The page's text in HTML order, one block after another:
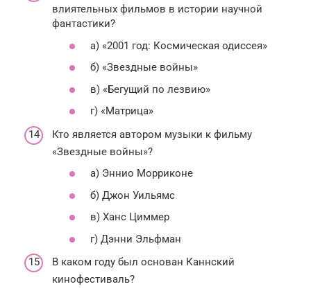
влиятельных фильмов в истории научной
фантастики?
а) «2001 год: Космическая одиссея»
б) «Звездные войны»
в) «Бегущий по лезвию»
г) «Матрица»
Кто является автором музыки к фильму
«Звездные войны»?
а) Эннио Морриконе
б) Джон Уильямс
в) Ханс Циммер
г) Дэнни Эльфман
В каком году был основан Каннский
кинофестиваль?